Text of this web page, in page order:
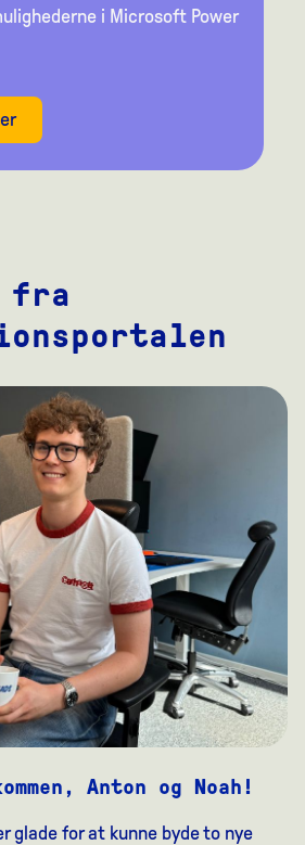
i Microsoft Power
fra
Anton og Noah!
glade for at kunne byde to nye